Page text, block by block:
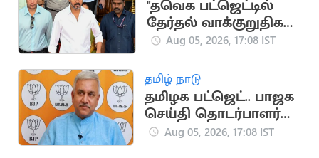
"தவெக பட்ஜெட்டில்
தேர்தல் வாக்குறுதிகள்
இடம்பெறவில்லை"..
Aug 05, 2026, 17:08 IST
தமிழ் நாடு
தமிழக பட்ஜெட்.. பாஜக
செய்தி தொடர்பாளர்
விமர்சனம்
Aug 05, 2026, 17:08 IST